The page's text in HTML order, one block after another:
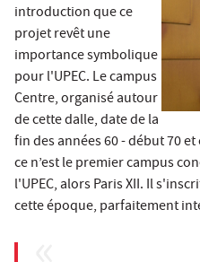
introduction que ce
projet revêt une
importance symbolique
pour l'UPEC. Le campus
Centre, organisé autour
de cette dalle, date de la
fin des années 60 - début 70
ce n’est le premier campus
l'UPEC, alors Paris XII. Il
cette époque, parfaitement